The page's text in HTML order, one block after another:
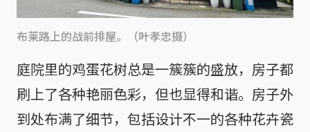
布莱路上的战前排屋。（叶孝忠摄）
庭院里的鸡蛋花树总是一簇簇的盛放，房子都
刷上了各种艳丽色彩，但也显得和谐。房子外
到处布满了细节，包括设计不一的各种花卉瓷